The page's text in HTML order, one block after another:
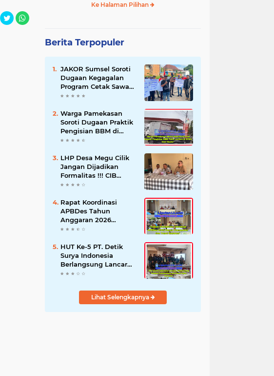
Ke Halaman Pilihan
Berita Terpopuler
JAKOR Sumsel Soroti
Dugaan Kegagalan
Program Cetak Sawah
Rp105 Miliar di Ogan
Pertanian Mundur
Warga Pamekasan
Soroti Dugaan Praktik
Pengisian BBM di
SPBU Cem Manis,
Pengawasan
LHP Desa Megu Cilik
Jangan Dijadikan
Formalitas !!! CIB
Desak Inspektorat
dan Hentikan Dugaan
Permainan Oknum
Rapat Koordinasi
APBDes Tahun
Anggaran 2026
Semester II,
Sokobanah Libatkan 12
Desa
HUT Ke-5 PT. Detik
Surya Indonesia
Berlangsung Lancar
dan Profesional,
Wartawan
Lihat Selengkapnya